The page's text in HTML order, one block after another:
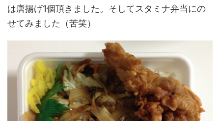
は唐揚げ1個頂きました。そしてスタミナ弁当にの
せてみました（苦笑）